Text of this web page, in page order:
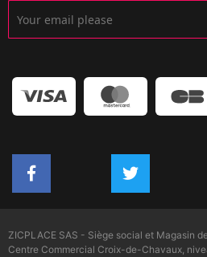
ZICPLACE SAS - Siège social et Magasin
Centre Commercial Croix-de-Chavaux,